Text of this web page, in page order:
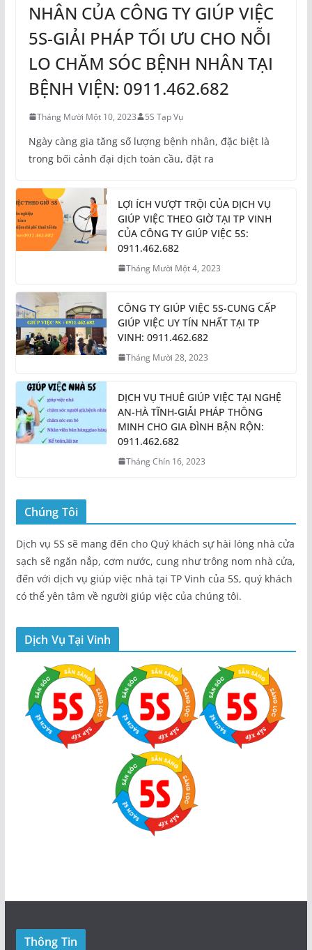
NHÂN CỦA CÔNG TY GIÚP VIỆC
5S-GIẢI PHÁP TỐI ƯU CHO NỖI
LO CHĂM SÓC BỆNH NHÂN TẠI
BỆNH VIỆN: 0911.462.682
Tháng Mười Một 10, 2023 5S Tạp Vụ
Ngày càng gia tăng số lượng bệnh nhân, đặc biệt là
trong bối cảnh đại dịch toàn cầu, đặt ra
LỢI ÍCH VƯỢT TRỘI CỦA DỊCH VỤ
GIÚP VIỆC THEO GIỜ TẠI TP VINH
CỦA CÔNG TY GIÚP VIỆC 5S:
0911.462.682
Tháng Mười Một 4, 2023
CÔNG TY GIÚP VIỆC 5S-CUNG CẤP
GIÚP VIỆC UY TÍN NHẤT TẠI TP
VINH: 0911.462.682
Tháng Mười 28, 2023
DỊCH VỤ THUÊ GIÚP VIỆC TẠI NGHỆ
AN-HÀ TĨNH-GIẢI PHÁP THÔNG
MINH CHO GIA ĐÌNH BẬN RỘN:
0911.462.682
Tháng Chín 16, 2023
Chúng Tôi
Dịch vụ 5S sẽ mang đến cho Quý khách sự hài lòng nhà cửa
sạch sẽ ngăn nắp, cơm nước, cung như trông nom nhà cửa,
đến với dịch vụ giúp việc nhà tại TP Vinh của 5S, quý khách
có thể yên tâm về người giúp việc của chúng tôi.
Dịch Vụ Tại Vinh
Thông Tin